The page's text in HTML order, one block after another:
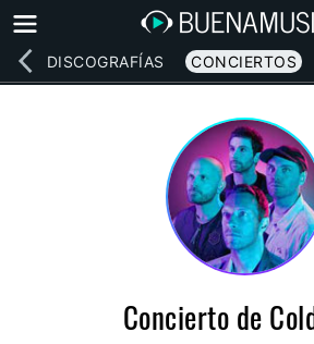
DISCOGRAFÍAS CONCIERTOS
Concierto de